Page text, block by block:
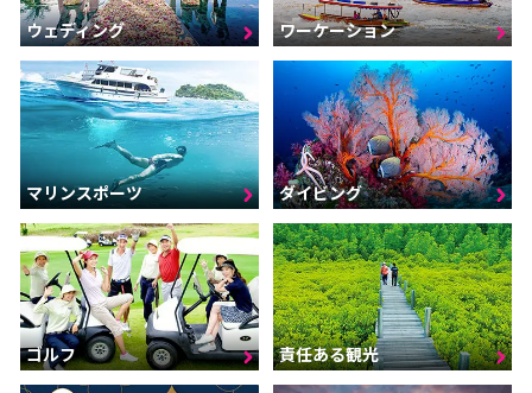
ウェディング ワーケーション
マリンスポーツ ダイビング
ゴルフ 責任ある観光